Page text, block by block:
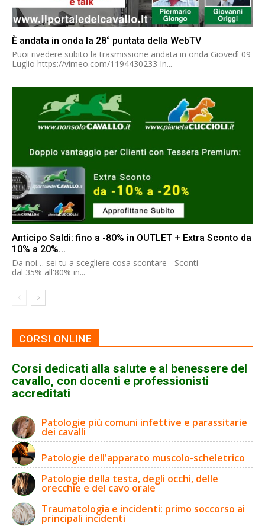
È andata in onda la 28° puntata della WebTV
Puoi rivedere subito la trasmissione andata in onda Giovedì 09
Luglio https://vimeo.com/1194430233 In...
Anticipo Saldi: fino a -80% in OUTLET + Extra Sconto da
10% a 20%...
Da noi… sei tu a scegliere cosa scontare - Sconti
dal 35% all'80% in...
CORSI ONLINE
Corsi dedicati alla salute e al benessere del
cavallo, con docenti e professionisti
accreditati
Patologie più comuni infettive e parassitarie
dei cavalli
Patologie dell'apparato muscolo-scheletrico
Patologie della testa, degli occhi, delle
orecchie e del cavo orale
Traumatologia e incidenti: primo soccorso ai
principali incidenti